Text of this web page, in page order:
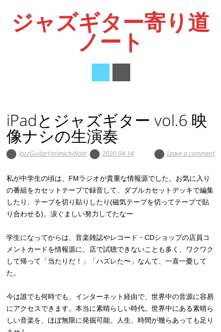
ジャズギター寄り道
ノート
content
iPadとジャズギター vol.6 映
像ナシの生演奏
JazzGuitarYorimichiNote 2020-04-14 Leave a comment
私が中学生の頃は、FMラジオが貴重な情報源でした。お気に入り
の番組をカセットテープで録音して、ダブルカセットデッキで編集
したり、テープを切り貼りしたり(磁気テープを切ってテープで貼
り合わせる)。涙ぐましい努力してたなー
学生になってからは、音楽雑誌やレコード・CDショップの店員コ
メントカードを情報源に。店で試聴できないことも多く、ワクワク
して帰って「当たりだ！」「ハズレた〜」なんて、一喜一憂して
た。
今は誰でも何時でも、インターネット経由で、世界中の音源に容易
にアクセスできます。本当に素晴らしい時代。世界中にある素晴ら
しい音楽を、ほぼ無限に発掘可能。人生、時間が幾らあっても足り